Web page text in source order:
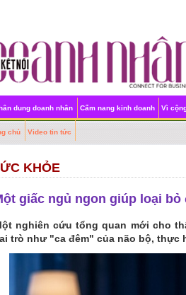
dung doanh nhân Cẩm nang kinh doanh Vì
chủ Video tin tức
KHỎE
giấc ngủ ngon giúp loại
nghiên cứu tổng quan mới cho
trò như "ca đêm" của não bộ, thực